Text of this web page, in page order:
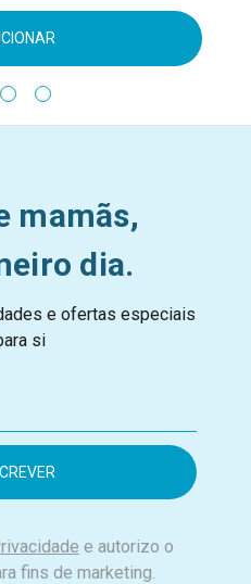
mamãs,
dia.
e ofertas especiais
si
e autorizo o
fins de marketing.